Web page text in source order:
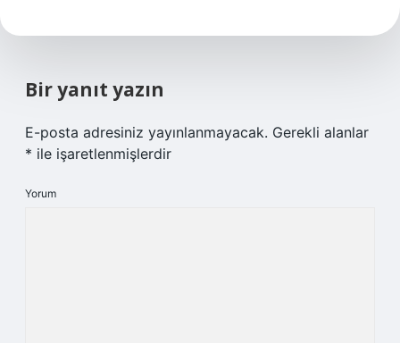
Bir yanıt yazın
E-posta adresiniz yayınlanmayacak. Gerekli alanlar
* ile işaretlenmişlerdir
Yorum